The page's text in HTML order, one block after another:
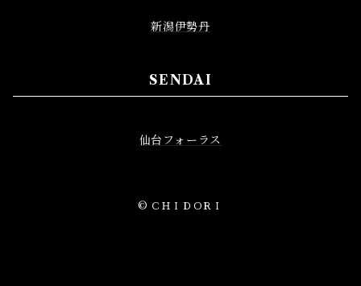
新潟伊勢丹
SENDAI
仙台フォーラス
© ＣＨＩＤＯＲＩ